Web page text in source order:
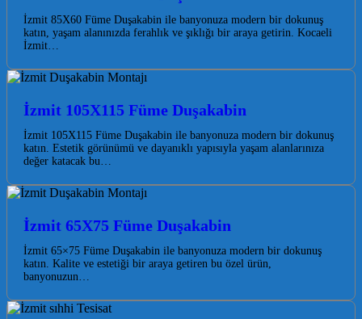
İzmit 85X60 Füme Duşakabin ile banyonuza modern bir dokunuş
katın, yaşam alanınızda ferahlık ve şıklığı bir araya getirin. Kocaeli
İzmit…
İzmit 105X115 Füme Duşakabin
İzmit 105X115 Füme Duşakabin ile banyonuza modern bir dokunuş
katın. Estetik görünümü ve dayanıklı yapısıyla yaşam alanlarınıza
değer katacak bu…
İzmit 65X75 Füme Duşakabin
İzmit 65×75 Füme Duşakabin ile banyonuza modern bir dokunuş
katın. Kalite ve estetiği bir araya getiren bu özel ürün,
banyonuzun…